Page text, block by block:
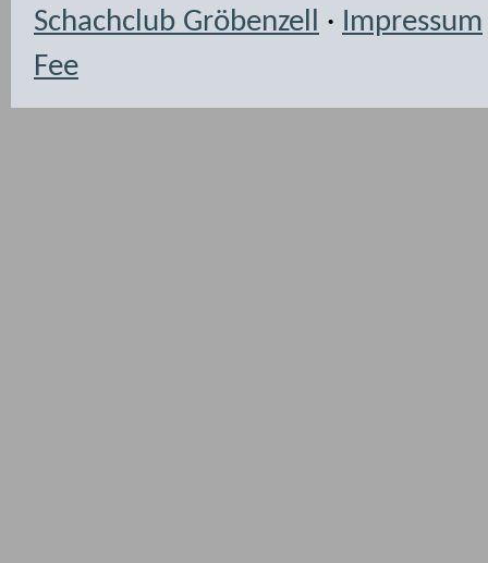
Schachclub Gröbenzell · Impressum
Fee